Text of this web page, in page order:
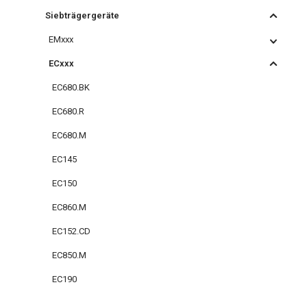
Siebträgergeräte
EMxxx
ECxxx
EC680.BK
EC680.R
EC680.M
EC145
EC150
EC860.M
EC152.CD
EC850.M
EC190